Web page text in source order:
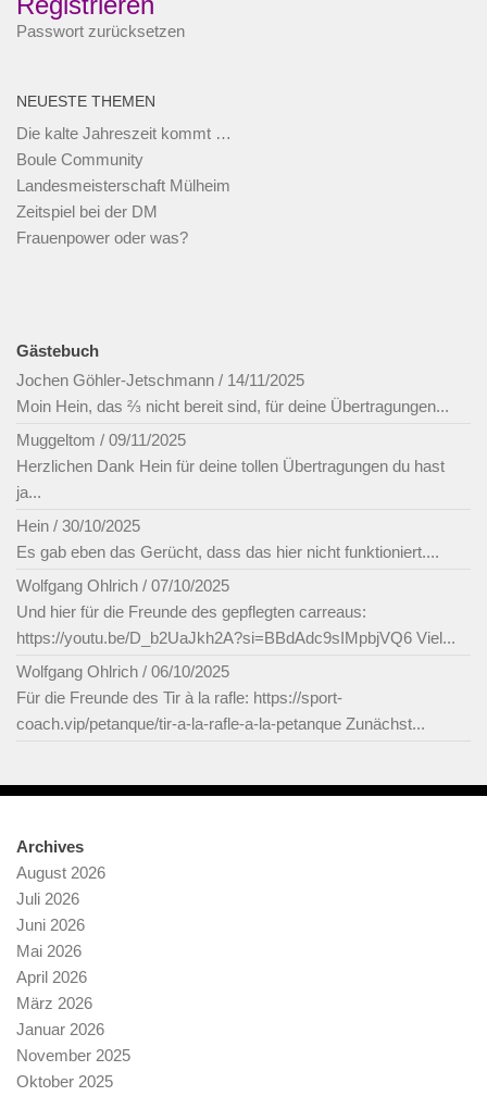
Passwort zurücksetzen
NEUESTE THEMEN
Die kalte Jahreszeit kommt …
Boule Community
Landesmeisterschaft Mülheim
Zeitspiel bei der DM
Frauenpower oder was?
Gästebuch
Jochen Göhler-Jetschmann / 14/11/2025
Moin Hein, das ⅔ nicht bereit sind, für deine Übertragungen...
Muggeltom / 09/11/2025
Herzlichen Dank Hein für deine tollen Übertragungen du hast
ja...
Hein / 30/10/2025
Es gab eben das Gerücht, dass das hier nicht funktioniert....
Wolfgang Ohlrich / 07/10/2025
Und hier für die Freunde des gepflegten carreaus:
https://youtu.be/D_b2UaJkh2A?si=BBdAdc9sIMpbjVQ6 Viel...
Wolfgang Ohlrich / 06/10/2025
Für die Freunde des Tir à la rafle: https://sport-
coach.vip/petanque/tir-a-la-rafle-a-la-petanque Zunächst...
Archives
August 2026
Juli 2026
Juni 2026
Mai 2026
April 2026
März 2026
Januar 2026
November 2025
Oktober 2025